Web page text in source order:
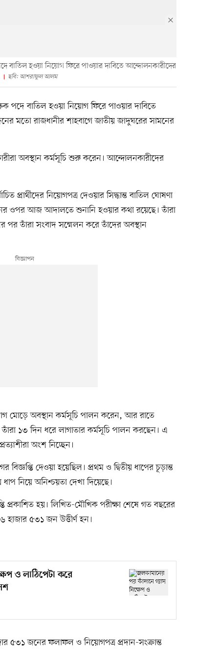
বাতিল হওয়া নিয়োগ ফিরে পাওয়ার দাবিতে আন্দোলনকারীদের
ছবি: আশরাফুল আলম
পদে বাতিল হওয়া নিয়োগ ফিরে পাওয়ার দাবিতে
মতো রাজধানীর শাহবাগে জাতীয় জাদুঘরের সামনের
অবস্থান কর্মসূচি শুরু করেন। আন্দোলনকারীদের
প্রার্থীদের নিয়োগপত্র দেওয়ার সিদ্ধান্ত বাতিল ঘোষণা
ওপর আজ আদালতে শুনানি হওয়ার কথা রয়েছে। তাঁরা
পর তাঁরা সংবাদ সম্মেলন করে তাঁদের অবস্থান
মোড়ে অবস্থান কর্মসূচি পালন করেন, আর রাতে
তাঁরা ১৩ দিন ধরে লাগাতার কর্মসূচি পালন করছেন। এ
অংশ নিচ্ছেন।
বিজ্ঞপ্তি দেওয়া হয়েছিল। প্রথম ও দ্বিতীয় ধাপের চূড়ান্ত
নিয়ে অনিশ্চয়তা দেখা দিয়েছে।
প্রকাশিত হয়। লিখিত-মৌখিক পরীক্ষা শেষে গত বছরের
৫৩১ জন উত্তীর্ণ হন।
ও লাঠিপেটা করে
৫৩১ জনের ফলাফল ও নিয়োগপত্র প্রদান-সংক্রান্ত